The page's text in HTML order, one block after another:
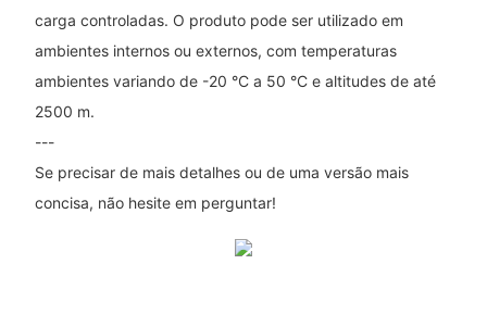
carga controladas. O produto pode ser utilizado em
ambientes internos ou externos, com temperaturas
ambientes variando de -20 °C a 50 °C e altitudes de até
2500 m.
---
Se precisar de mais detalhes ou de uma versão mais
concisa, não hesite em perguntar!